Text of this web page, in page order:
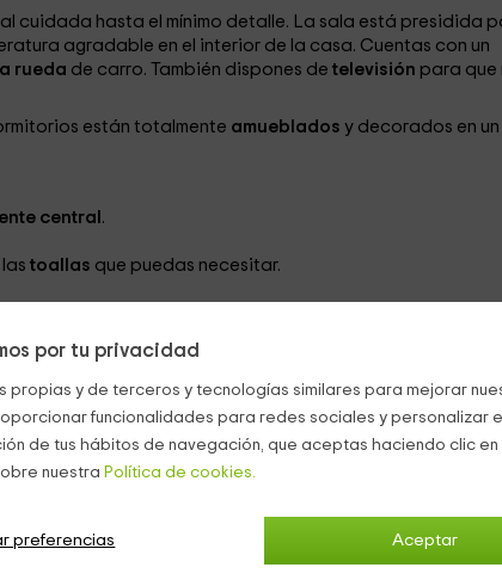
por tu privacidad
propias y de terceros y tecnologías similares para mejorar
funcionalidades para redes sociales y personalizar
de tus hábitos de navegación, que aceptas haciendo clic
nuestra Política de cookies.
Aceptar
preferencias
cuidada hasta el mínimo detalle. La sala está presidida
agradable en el interior de la casa. Cuentas con un
rueda de carro. También dispones de televisión para que
están totalmente amueblados y decorados en un
central .
las toallas que puedas necesitar.
por:
nuestras maravillosas vistas.
al vover de vacaciones.
al aire libre.
(Casa Rural de Alquiler Íntegro)